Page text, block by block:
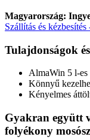
Magyarország:
Szállítás és
Tulajdonságok
AlmaWin 5 l-es
Könnyű
Kényelmes
Gyakran együtt
folyékony